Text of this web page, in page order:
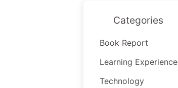
Categories
Book Report
Learning Experience
Technology